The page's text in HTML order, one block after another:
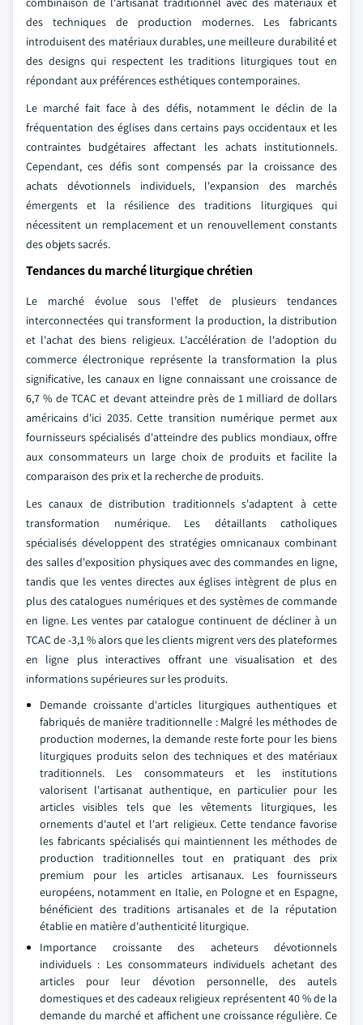
des techniques de production modernes. Les fabricants
introduisent des matériaux durables, une meilleure durabilité et
des designs qui respectent les traditions liturgiques tout en
répondant aux préférences esthétiques contemporaines.
Le marché fait face à des défis, notamment le déclin de la
fréquentation des églises dans certains pays occidentaux et les
contraintes budgétaires affectant les achats institutionnels.
Cependant, ces défis sont compensés par la croissance des
achats dévotionnels individuels, l'expansion des marchés
émergents et la résilience des traditions liturgiques qui
nécessitent un remplacement et un renouvellement constants
des objets sacrés.
Tendances du marché liturgique chrétien
Le marché évolue sous l'effet de plusieurs tendances
interconnectées qui transforment la production, la distribution
et l'achat des biens religieux. L'accélération de l'adoption du
commerce électronique représente la transformation la plus
significative, les canaux en ligne connaissant une croissance de
6,7 % de TCAC et devant atteindre près de 1 milliard de dollars
américains d'ici 2035. Cette transition numérique permet aux
fournisseurs spécialisés d'atteindre des publics mondiaux, offre
aux consommateurs un large choix de produits et facilite la
comparaison des prix et la recherche de produits.
Les canaux de distribution traditionnels s'adaptent à cette
transformation numérique. Les détaillants catholiques
spécialisés développent des stratégies omnicanaux combinant
des salles d'exposition physiques avec des commandes en ligne,
tandis que les ventes directes aux églises intègrent de plus en
plus des catalogues numériques et des systèmes de commande
en ligne. Les ventes par catalogue continuent de décliner à un
TCAC de -3,1 % alors que les clients migrent vers des plateformes
en ligne plus interactives offrant une visualisation et des
informations supérieures sur les produits.
Demande croissante d'articles liturgiques authentiques et
fabriqués de manière traditionnelle : Malgré les méthodes de
production modernes, la demande reste forte pour les biens
liturgiques produits selon des techniques et des matériaux
traditionnels. Les consommateurs et les institutions
valorisent l'artisanat authentique, en particulier pour les
articles visibles tels que les vêtements liturgiques, les
ornements d'autel et l'art religieux. Cette tendance favorise
les fabricants spécialisés qui maintiennent les méthodes de
production traditionnelles tout en pratiquant des prix
premium pour les articles artisanaux. Les fournisseurs
européens, notamment en Italie, en Pologne et en Espagne,
bénéficient des traditions artisanales et de la réputation
établie en matière d'authenticité liturgique.
Importance croissante des acheteurs dévotionnels
individuels : Les consommateurs individuels achetant des
articles pour leur dévotion personnelle, des autels
domestiques et des cadeaux religieux représentent 40 % de la
demande du marché et affichent une croissance régulière. Ce